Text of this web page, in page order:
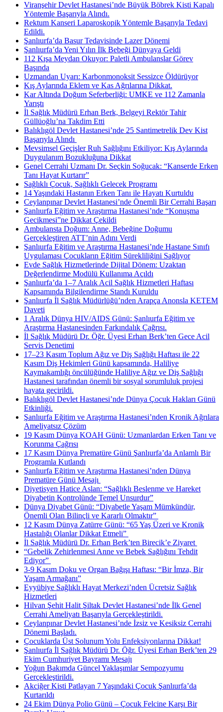
Viranşehir Devlet Hastanesi’nde Büyük Böbrek Kisti Kapalı
Yöntemle Başarıyla Alındı.
Rektum Kanseri Laparoskopik Yöntemle Başarıyla Tedavi
Edildi.
Şanlıurfa’da Basur Tedavisinde Lazer Dönemi
Şanlıurfa’da Yeni Yılın İlk Bebeği Dünyaya Geldi
112 Kışa Meydan Okuyor: Paletli Ambulanslar Görev
Başında
Uzmandan Uyarı: Karbonmonoksit Sessizce Öldürüyor
Kış Aylarında Eklem ve Kas Ağrılarına Dikkat.
Kar Altında Doğum Seferberliği: UMKE ve 112 Zamanla
Yarıştı
İl Sağlık Müdürü Erhan Berk, Belgeyi Rektör Tahir
Güllüoğlu’na Takdim Etti
Balıklıgöl Devlet Hastanesi’nde 25 Santimetrelik Dev Kist
Başarıyla Alındı ​
Mevsimsel Geçişler Ruh Sağlığını Etkiliyor: Kış Aylarında
Duygulanım Bozukluğuna Dikkat
Genel Cerrahi Uzmanı Dr. Seçkin Soğucak: “Kanserde Erken
Tanı Hayat Kurtarır”
Sağlıklı Çocuk, Sağlıklı Gelecek Programı
14 Yaşındaki Hastanın Erken Tanı ile Hayatı Kurtuldu
Ceylanpınar Devlet Hastanesi’nde Önemli Bir Cerrahi Başarı
Şanlıurfa Eğitim ve Araştırma Hastanesi’nde “Konuşma
Gecikmesi”ne Dikkat Çekildi
Ambulansta Doğum: Anne, Bebeğine Doğumu
Gerçekleştiren ATT’nin Adını Verdi
Şanlıurfa Eğitim ve Araştırma Hastanesi’nde Hastane Sınıfı
Uygulaması Çocukların Eğitim Sürekliliğini Sağlıyor
Evde Sağlık Hizmetlerinde Dijital Dönem: Uzaktan
Değerlendirme Modülü Kullanıma Açıldı
Şanlıurfa’da 1–7 Aralık Acil Sağlık Hizmetleri Haftası
Kapsamında Bilgilendirme Standı Kuruldu
Şanlıurfa İl Sağlık Müdürlüğü’nden Arapça Anonsla KETEM
Daveti
1 Aralık Dünya HIV/AIDS Günü: Şanlıurfa Eğitim ve
Araştırma Hastanesinden Farkındalık Çağrısı.
İl Sağlık Müdürü Dr. Öğr. Üyesi Erhan Berk’ten Gece Acil
Servis Denetimi
17–23 Kasım Toplum Ağız ve Diş Sağlığı Haftası ile 22
Kasım Diş Hekimleri Günü kapsamında, Haliliye
Kaymakamlığı öncülüğünde Haliliye Ağız ve Diş Sağlığı
Hastanesi tarafından önemli bir sosyal sorumluluk projesi
hayata geçirildi.
Balıklıgöl Devlet Hastanesi’nde Dünya Çocuk Hakları Günü
Etkinliği.
Şanlıurfa Eğitim ve Araştırma Hastanesi’nden Kronik Ağrılara
Ameliyatsız Çözüm
19 Kasım Dünya KOAH Günü: Uzmanlardan Erken Tanı ve
Korunma Çağrısı
17 Kasım Dünya Prematüre Günü Şanlıurfa’da Anlamlı Bir
Programla Kutlandı
Şanlıurfa Eğitim ve Araştırma Hastanesi’nden Dünya
Prematüre Günü Mesajı ​
Diyetisyen Hatice Aslan: “Sağlıklı Beslenme ve Hareket
Diyabetin Kontrolünde Temel Unsurdur”
Dünya Diyabet Günü: “Diyabetle Yaşam Mümkündür,
Önemli Olan Bilinçli ve Kararlı Olmaktır” ​
12 Kasım Dünya Zatürre Günü: “65 Yaş Üzeri ve Kronik
Hastalığı Olanlar Dikkat Etmeli” ​
İl Sağlık Müdürü Dr. Erhan Berk’ten Birecik’e Ziyaret ​
“Gebelik Zehirlenmesi Anne ve Bebek Sağlığını Tehdit
Ediyor” ​
3-9 Kasım Doku ve Organ Bağışı Haftası: “Bir İmza, Bir
Yaşam Armağanı”
Eyyübiye Sağlıklı Hayat Merkezi’nden Ücretsiz Sağlık
Hizmetleri
Hilvan Şehit Halit Şiltak Devlet Hastanesi’nde İlk Genel
Cerrahi Ameliyatı Başarıyla Gerçekleştirildi.
Ceylanpınar Devlet Hastanesi’nde İzsiz ve Kesiksiz Cerrahi
Dönemi Başladı.
Çocuklarda Üst Solunum Yolu Enfeksiyonlarına Dikkat!
Şanlıurfa İl Sağlık Müdürü Dr. Öğr. Üyesi Erhan Berk’ten 29
Ekim Cumhuriyet Bayramı Mesajı
Yoğun Bakımda Güncel Yaklaşımlar Sempozyumu
Gerçekleştirildi.
Akciğer Kisti Patlayan 7 Yaşındaki Çocuk Şanlıurfa’da
Kurtarıldı
24 Ekim Dünya Polio Günü – Çocuk Felcine Karşı Bir